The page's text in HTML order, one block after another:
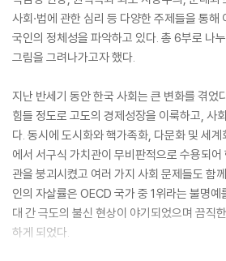
사회·법에 관한 심리 등 다양한 주제들을 통해
국인의 정체성을 파악하고 있다. 총 6부로 나
그림을 그려나가고자 했다.
지난 반세기 동안 한국 사회는 큰 변화를 겪었
힘들 정도로 고도의 경제성장을 이룩하고, 사
다. 동시에 도시화와 핵가족화, 다문화 및 세
에서 서구식 가치관이 무비판적으로 수용되
관을 붕괴시켰고 여러 가지 사회 문제들도 함
인의 자살률은 OECD 국가 중 1위라는 불명예
대 간 극도의 불신 현상이 야기되었으며 끔직
하게 되었다.